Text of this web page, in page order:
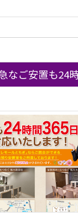
なご安置も24